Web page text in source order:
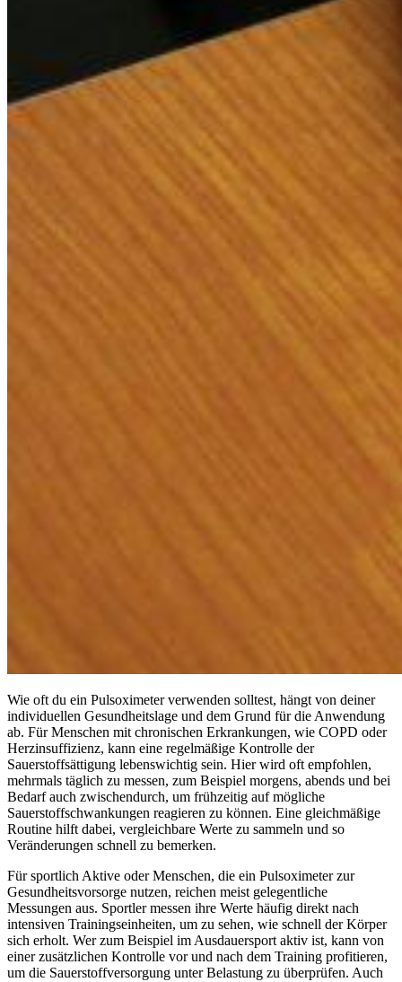
Wie oft du ein Pulsoximeter verwenden solltest, hängt von deiner
individuellen Gesundheitslage und dem Grund für die Anwendung
ab. Für Menschen mit chronischen Erkrankungen, wie COPD oder
Herzinsuffizienz, kann eine regelmäßige Kontrolle der
Sauerstoffsättigung lebenswichtig sein. Hier wird oft empfohlen,
mehrmals täglich zu messen, zum Beispiel morgens, abends und bei
Bedarf auch zwischendurch, um frühzeitig auf mögliche
Sauerstoffschwankungen reagieren zu können. Eine gleichmäßige
Routine hilft dabei, vergleichbare Werte zu sammeln und so
Veränderungen schnell zu bemerken.
Für sportlich Aktive oder Menschen, die ein Pulsoximeter zur
Gesundheitsvorsorge nutzen, reichen meist gelegentliche
Messungen aus. Sportler messen ihre Werte häufig direkt nach
intensiven Trainingseinheiten, um zu sehen, wie schnell der Körper
sich erholt. Wer zum Beispiel im Ausdauersport aktiv ist, kann von
einer zusätzlichen Kontrolle vor und nach dem Training profitieren,
um die Sauerstoffversorgung unter Belastung zu überprüfen. Auch